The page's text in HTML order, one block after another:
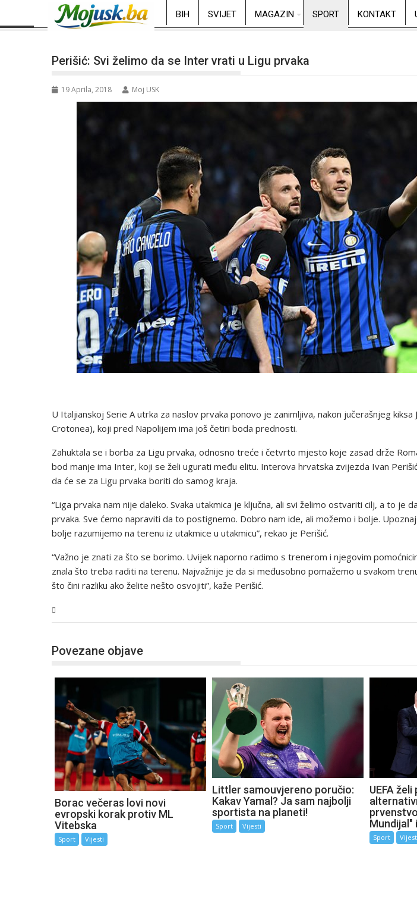
BIH SVIJET MAGAZIN SPORT KONTAKT
Perišić: Svi želimo da se Inter vrati u Ligu prvaka
19 Aprila, 2018 Moj USK
U Italjianskoj Serie A utrka za naslov prvaka ponovo je zanimljiva, nakon jučerašnjeg
Crotonea), koji pred Napolijem ima još četiri boda prednosti.
Zahuktala se i borba za Ligu prvaka, odnosno treće i četvrto mjesto koje zasad drže
bod manje ima Inter, koji se želi ugurati među elitu. Interova hrvatska zvijezda Ivan
da će se za Ligu prvaka boriti do samog kraja.
“Liga prvaka nam nije daleko. Svaka utakmica je ključna, ali svi želimo ostvariti cilj, a to je
prvaka. Sve ćemo napraviti da to postignemo. Dobro nam ide, ali možemo i bolje.
bolje razumijemo na terenu iz utakmice u utakmicu”, rekao je Perišić.
“Važno je znati za što se borimo. Uvijek naporno radimo s trenerom i njegovim
znala što treba raditi na terenu. Najvažnije je da si međusobno pomažemo u svakom
što čini razliku ako želite nešto osvojiti”, kaže Perišić.
Povezane objave
Borac večeras lovi novi
evropski korak protiv ML
Vitebska
Sport Vijesti
Littler samouvjereno poručio:
Kakav Yamal? Ja sam najbolji
sportista na planeti!
Sport Vijesti
UEFA
Mundijal"
Sport